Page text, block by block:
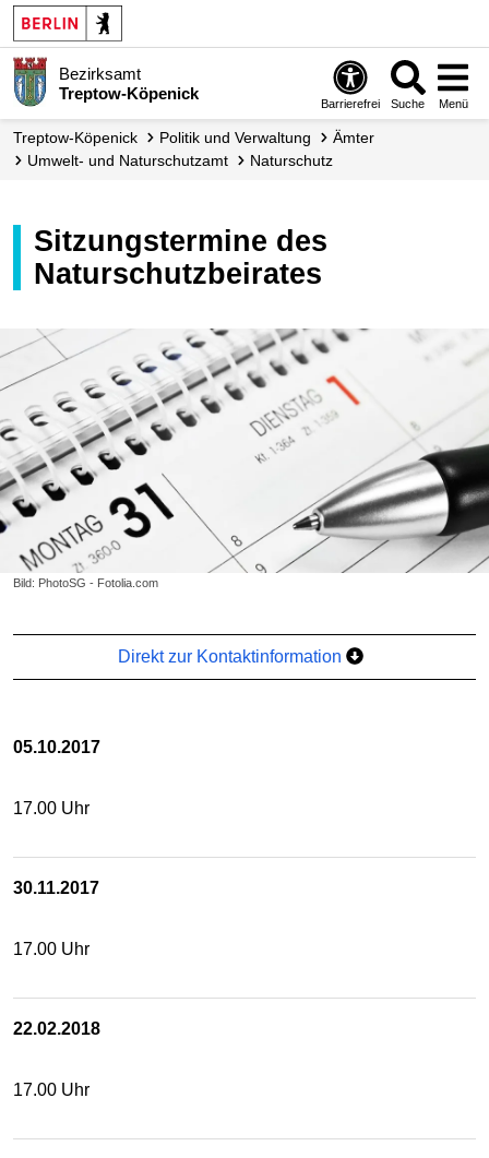
Bezirksamt
Treptow-Köpenick
Barrierefrei Suche Menü
Treptow-Köpenick Politik und Verwaltung
Ämter
Umwelt- und Naturschutzamt
Naturschutz
Sitzungstermine des
Naturschutzbeirates
Bild: PhotoSG - Fotolia.com
Direkt zur Kontaktinformation
05.10.2017
17.00 Uhr
30.11.2017
17.00 Uhr
22.02.2018
17.00 Uhr